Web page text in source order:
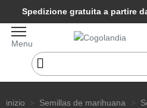
Spedizione gratuita a partire
Menu
inizio Semillas de marihuana